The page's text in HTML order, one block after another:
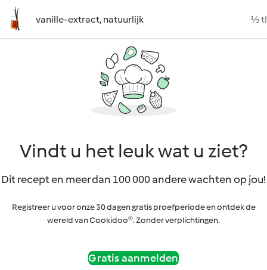
vanille-extract, natuurlijk ½ tl
Vindt u het leuk wat u ziet?
Dit recept en meer dan 100 000 andere wachten op jou!
Registreer u voor onze 30 dagen gratis proefperiode en ontdek de
wereld van Cookidoo®. Zonder verplichtingen.
Gratis aanmelden